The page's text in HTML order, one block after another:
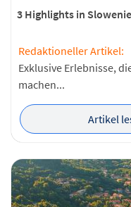
3 Highlights in
Redaktioneller Artikel:
Exklusive Erlebnisse,
machen...
Artikel